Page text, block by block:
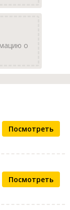
о
Посмотреть
Посмотреть